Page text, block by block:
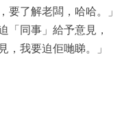
要了解老闆，哈哈。」
「同事」給予意見，
，我要迫佢哋睇。」